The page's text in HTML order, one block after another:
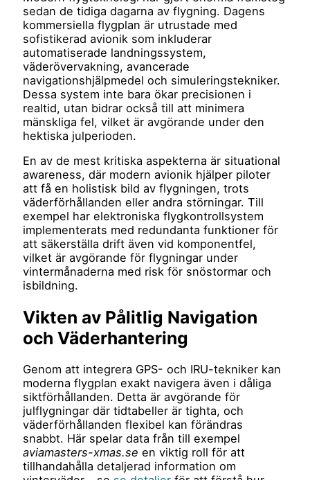
sedan de tidiga dagarna av flygning. Dagens
kommersiella flygplan är utrustade med
sofistikerad avionik som inkluderar
automatiserade landningssystem,
väderövervakning, avancerade
navigationshjälpmedel och simuleringstekniker.
Dessa system inte bara ökar precisionen i
realtid, utan bidrar också till att minimera
mänskliga fel, vilket är avgörande under den
hektiska julperioden.
En av de mest kritiska aspekterna är situational
awareness, där modern avionik hjälper piloter
att få en holistisk bild av flygningen, trots
väderförhållanden eller andra störningar. Till
exempel har elektroniska flygkontrollsystem
implementerats med redundanta funktioner för
att säkerställa drift även vid komponentfel,
vilket är avgörande för flygningar under
vintermånaderna med risk för snöstormar och
isbildning.
Vikten av Pålitlig Navigation
och Väderhantering
Genom att integrera GPS- och IRU-tekniker kan
moderna flygplan exakt navigera även i dåliga
siktförhållanden. Detta är avgörande för
julflygningar där tidtabeller är tighta, och
väderförhållanden flexibel kan förändras
snabbt. Här spelar data från till exempel
aviamasters-xmas.se en viktig roll för att
tillhandahålla detaljerad information om